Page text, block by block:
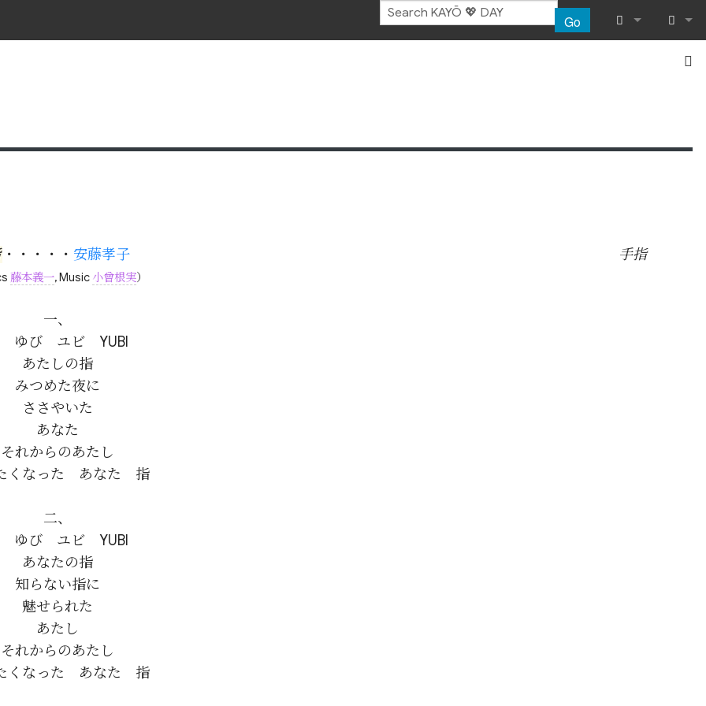
Go
What links
Page
Log in
・・・・・ 安藤孝子
藤本義一, Music 小曾根実）
一、
ゆび　ユビ　YUBI
あたしの指
みつめた夜に
ささやいた
あなた
それからのあたし
くなった　あなた　指
二、
ゆび　ユビ　YUBI
あなたの指
知らない指に
魅せられた
あたし
それからのあたし
くなった　あなた　指
手指